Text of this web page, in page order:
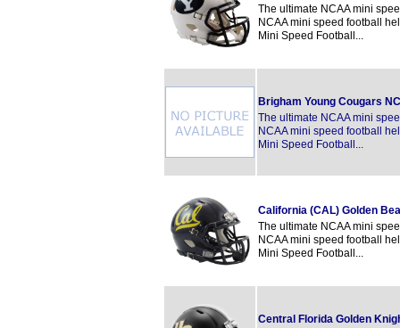
The ultimate NCAA mini
NCAA mini speed football
Mini Speed Football...
Brigham Young Cougars
The ultimate NCAA mini
NCAA mini speed football
Mini Speed Football...
California (CAL) Golden
The ultimate NCAA mini
NCAA mini speed football
Mini Speed Football...
Central Florida Golden